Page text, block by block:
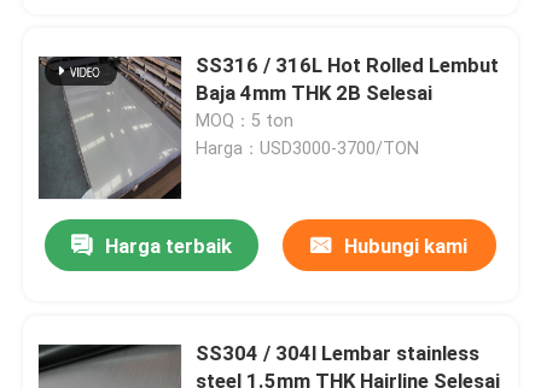
SS316 / 316L Hot Rolled Lembut
Baja 4mm THK 2B Selesai
MOQ：5 ton
Harga：USD3000-3700/TON
Harga terbaik Hubungi kami
SS304 / 304l Lembar stainless
steel 1.5mm THK Hairline Selesai